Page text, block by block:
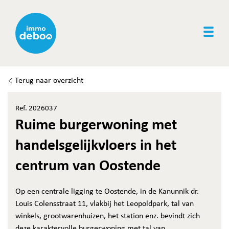
Terug naar overzicht
Ref. 2026037
Ruime burgerwoning met
handelsgelijkvloers in het
centrum van Oostende
Op een centrale ligging te Oostende, in de Kanunnik dr.
Louis Colensstraat 11, vlakbij het Leopoldpark, tal van
winkels, grootwarenhuizen, het station enz. bevindt zich